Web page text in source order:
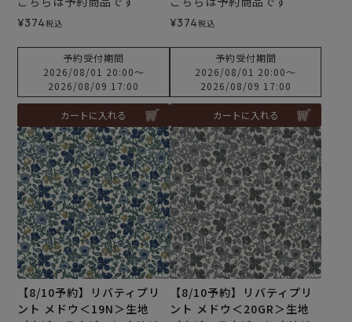
¥374税込
予約受付期間
2026/08/01 20:00〜
2026/08/09 17:00
カートに入れる
¥374税込
予約受付期間
2026/08/01 20:00〜
2026/08/09 17:00
カートに入れる
【8/10予約】リバティプリ
ント メドウ＜19N＞生地
【8/10予約】リバティプリ
ント メドウ＜20GR＞生地